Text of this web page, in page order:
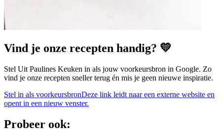
Vind je onze recepten handig? 💛
Stel Uit Paulines Keuken in als jouw voorkeursbron in Google. Zo
vind je onze recepten sneller terug én mis je geen nieuwe inspiratie.
Stel in als voorkeursbronDeze link leidt naar een externe website en
opent in een nieuw venster.
Probeer ook: